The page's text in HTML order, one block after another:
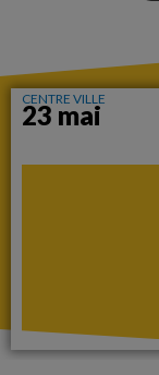
CENTRE VILLE
23 mai